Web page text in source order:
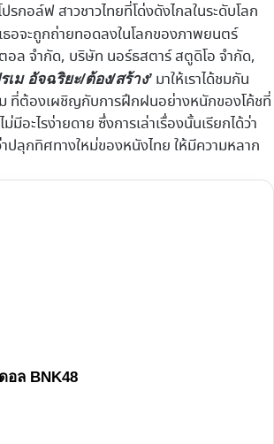
รกอล์ฟ สาวชาวไทยที่โด่งดังไกลในระดับโลก
ธอจะถูกถ่ายทอดลงในโลกของภาพยนตร์
ล จำกัด, บริษัท นอร์ธสตาร์ สตูดิโอ จำกัด,
เม อัจฉริยะ/ต้อง/สร้าง’ มาให้เราได้ชมกัน
ที่ต้องเผชิญกับการฝึกฝนอย่างหนักของโค้ชที่
อะไรง่ายดาย ซึ่งการเล่าเรื่องนั้นเรียกได้ว่า
ปลุกทิศทางใหม่ของหนังไทย ให้มีความหลาก
อล BNK48